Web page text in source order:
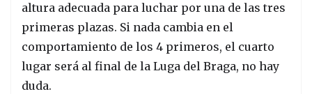
altura adecuada para luchar por una de las tres
primeras plazas. Si nada cambia en el
comportamiento de los 4 primeros, el cuarto
lugar será al final de la Luga del Braga, no hay
duda.